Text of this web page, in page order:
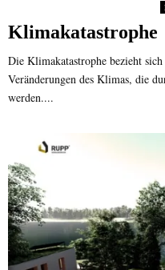
Klimakatastrophe
Die Klimakatastrophe bezieht
Veränderungen des Klimas, die
werden....